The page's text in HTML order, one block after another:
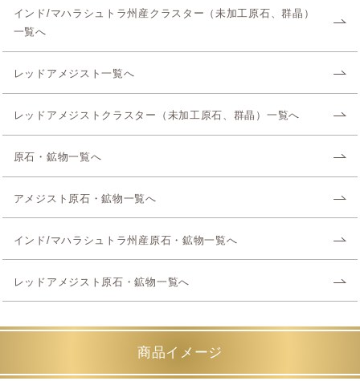
インド/マハラシュトラ州産クラスター（未加工原石、群晶）
一覧へ
レッドアメジスト一覧へ
レッドアメジストクラスター（未加工原石、群晶）一覧へ
原石・鉱物一覧へ
アメジスト原石・鉱物一覧へ
インド/マハラシュトラ州産原石・鉱物一覧へ
レッドアメジスト原石・鉱物一覧へ
商品イメージ